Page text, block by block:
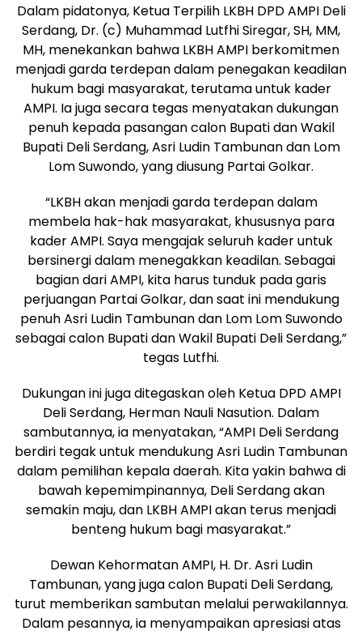
Dalam pidatonya, Ketua Terpilih LKBH DPD AMPI Deli
Serdang, Dr. (c) Muhammad Lutfhi Siregar, SH, MM,
MH, menekankan bahwa LKBH AMPI berkomitmen
menjadi garda terdepan dalam penegakan keadilan
hukum bagi masyarakat, terutama untuk kader
AMPI. Ia juga secara tegas menyatakan dukungan
penuh kepada pasangan calon Bupati dan Wakil
Bupati Deli Serdang, Asri Ludin Tambunan dan Lom
Lom Suwondo, yang diusung Partai Golkar.
“LKBH akan menjadi garda terdepan dalam
membela hak-hak masyarakat, khususnya para
kader AMPI. Saya mengajak seluruh kader untuk
bersinergi dalam menegakkan keadilan. Sebagai
bagian dari AMPI, kita harus tunduk pada garis
perjuangan Partai Golkar, dan saat ini mendukung
penuh Asri Ludin Tambunan dan Lom Lom Suwondo
sebagai calon Bupati dan Wakil Bupati Deli Serdang,”
tegas Lutfhi.
Dukungan ini juga ditegaskan oleh Ketua DPD AMPI
Deli Serdang, Herman Nauli Nasution. Dalam
sambutannya, ia menyatakan, “AMPI Deli Serdang
berdiri tegak untuk mendukung Asri Ludin Tambunan
dalam pemilihan kepala daerah. Kita yakin bahwa di
bawah kepemimpinannya, Deli Serdang akan
semakin maju, dan LKBH AMPI akan terus menjadi
benteng hukum bagi masyarakat.”
Dewan Kehormatan AMPI, H. Dr. Asri Ludin
Tambunan, yang juga calon Bupati Deli Serdang,
turut memberikan sambutan melalui perwakilannya.
Dalam pesannya, ia menyampaikan apresiasi atas